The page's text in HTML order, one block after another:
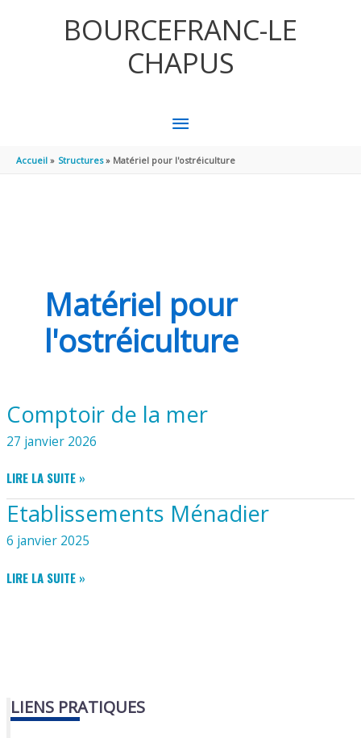
BOURCEFRANC-LE
CHAPUS
MENU
PRINCIPAL
Accueil Structures Matériel pour l'ostréiculture
Matériel pour
l'ostréiculture
Comptoir de la mer
27 janvier 2026
COMPTOIR
DE
LA
LIRE LA SUITE »
Etablissements Ménadier
6 janvier 2025
ETABLISSEMENTS
LIRE LA SUITE »
LIENS PRATIQUES